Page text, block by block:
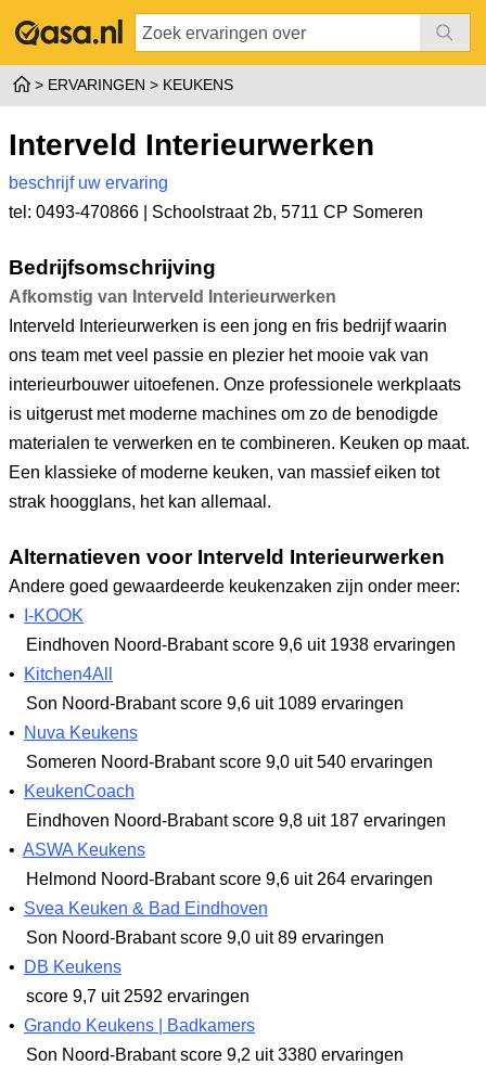
ERVARINGEN KEUKENS
Interveld Interieurwerken
beschrijf uw ervaring
tel: 0493-470866 | Schoolstraat 2b, 5711 CP Someren
Bedrijfsomschrijving
Afkomstig van Interveld Interieurwerken
Interveld Interieurwerken is een jong en fris bedrijf waarin
ons team met veel passie en plezier het mooie vak van
interieurbouwer uitoefenen. Onze professionele werkplaats
is uitgerust met moderne machines om zo de benodigde
materialen te verwerken en te combineren. Keuken op maat.
Een klassieke of moderne keuken, van massief eiken tot
strak hoogglans, het kan allemaal.
Alternatieven voor Interveld Interieurwerken
Andere goed gewaardeerde keukenzaken zijn onder meer:
•
I-KOOK
Eindhoven Noord-Brabantscore 9,6 uit 1938 ervaringen
•
Kitchen4All
Son Noord-Brabantscore 9,6 uit 1089 ervaringen
•
Nuva Keukens
Someren Noord-Brabantscore 9,0 uit 540 ervaringen
•
KeukenCoach
Eindhoven Noord-Brabantscore 9,8 uit 187 ervaringen
• ASWA Keukens
Helmond Noord-Brabantscore 9,6 uit 264 ervaringen
• Svea Keuken & Bad Eindhoven
Son Noord-Brabantscore 9,0 uit 89 ervaringen
•
DB Keukens
score 9,7 uit 2592 ervaringen
• Grando Keukens | Badkamers
Son Noord-Brabantscore 9,2 uit 3380 ervaringen